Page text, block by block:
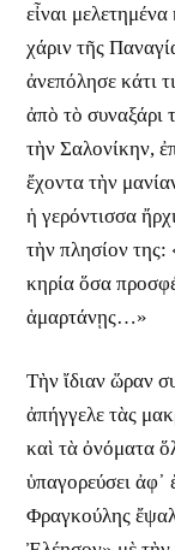
εἶναι
χάριν τῆς
ἀνεπόλησε κάτι
ἀπὸ τὸ συναξάρι
τὴν Σαλονίκην,
ἔχοντα τὴν
ἡ γερόντισσα
τὴν πλησίον
κηρία ὅσα
ἁμαρτάνῃς…»
Τὴν ἴδιαν ὥραν
ἀπήγγελε τὰς
καὶ τὰ ὀνόματα
ὑπαγορεύσει ἀφ᾿
Φραγκούλης